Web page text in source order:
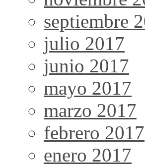
septiembre
julio 2017
junio 2017
mayo 2017
marzo 2017
febrero 2017
enero 2017